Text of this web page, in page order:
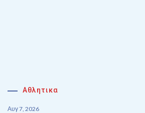
Αθλητικα
Αυγ 7, 2026